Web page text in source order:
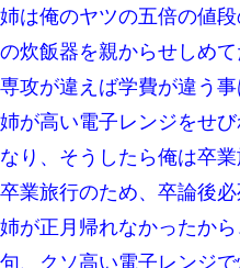
【修羅場】彼女親「カスな家柄
めんだ」俺「じゃあ別れます…
なかったの？（泣」
【衝撃】職場に入って来た綺
に → 新人「ドンッ！」私「！
の甲を踏みつけられて…
元夫の連れ子「俺の結婚式の時
そうとは思わないのか！」→ど
【衝撃】女友達から行為中に告
姉は俺のヤツの五倍の値
の炊飯器を親からせしめて
専攻が違えば学費が違う
姉が高い電子レンジをせ
なり、そうしたら俺は卒
卒業旅行のため、卒論後必
姉が正月帰れなかったか
句、クソ高い電子レンジ